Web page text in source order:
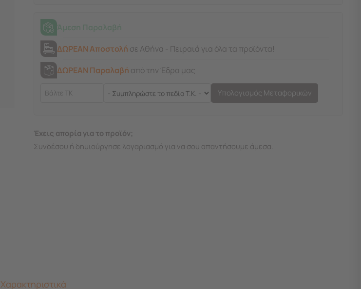
ΔΩΡΕΑΝ Αποστολή σε Αθήνα - Πειραιά για όλα τα προϊόντα!
ΔΩΡΕΑΝ Παραλαβή από την Έδρα μας
Υπολογισμός Μεταφορικών
Έχεις απορία για το προϊόν;
Συνδέσου ή δημιούργησε λογαριασμό για να σου απαντήσουμε άμεσα.
Χαρακτηριστικά